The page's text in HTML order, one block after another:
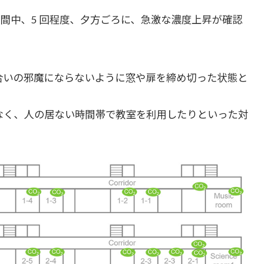
中、5 回程度、夕方ごろに、急激な濃度上昇が確認
の邪魔にならないように窓や扉を締め切った状態と
、人の居ない時間帯で教室を利用したりといった対